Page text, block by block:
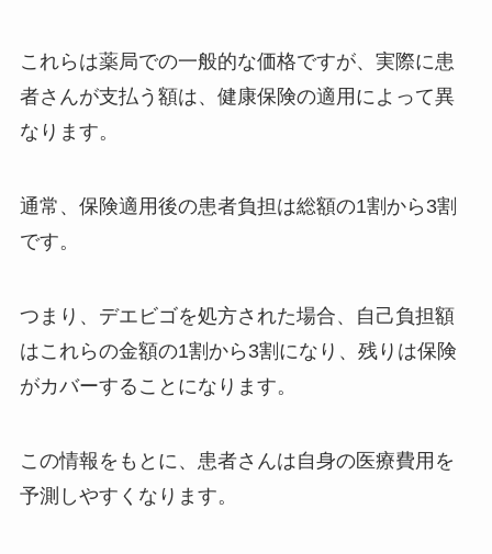
約なしで使えるの？
える？販売先を調べてみました！
る？プレゼントやお持ち帰りにも
これらは薬局での一般的な価格ですが、実際に患
者さんが支払う額は、健康保険の適用によって異
なります。
通常、保険適用後の患者負担は総額の1割から3割
です。
つまり、デエビゴを処方された場合、自己負担額
はこれらの金額の1割から3割になり、残りは保険
がカバーすることになります。
この情報をもとに、患者さんは自身の医療費用を
予測しやすくなります。